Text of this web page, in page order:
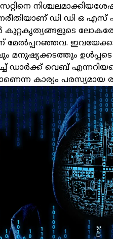
ഡി ഡി ഒ എസ്
മേല്‍പ്പറഞ്ഞവ.
മനുഷ്യക്കടത്തും
ഡാര്‍ക്ക് വെബ്
കാര്യം പരസ്യമായ